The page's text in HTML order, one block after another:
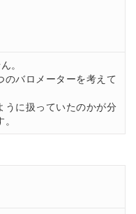
。
のバロメーターを考えて
うに扱っていたのかが分